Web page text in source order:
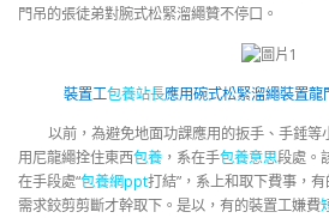
門吊的張徒弟對腕式松緊溜繩贊不停口。
裝置工包養站長應用碗式松緊溜繩裝置
以前，為避免地面功課應用的扳手、手錘等
用尼龍繩拴住東西包養 ，系在手包養意思段處。
在手段處“包養網ppt打結”，系上和取下費事，
需求鉸剪剪斷才幹取下。是以，有的裝置工嫌費